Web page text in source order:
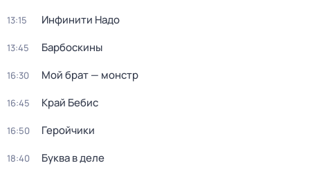
13:15 Инфинити Надо
13:45 Барбоскины
16:30 Мой брат — монстр
16:45 Край Бебис
16:50 Геройчики
18:40 Буква в деле